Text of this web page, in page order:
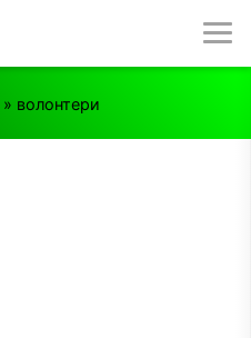
» волонтери